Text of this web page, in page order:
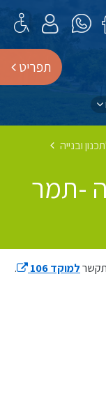
תפריט
ובנייה
-תמר
למוקד 106 .